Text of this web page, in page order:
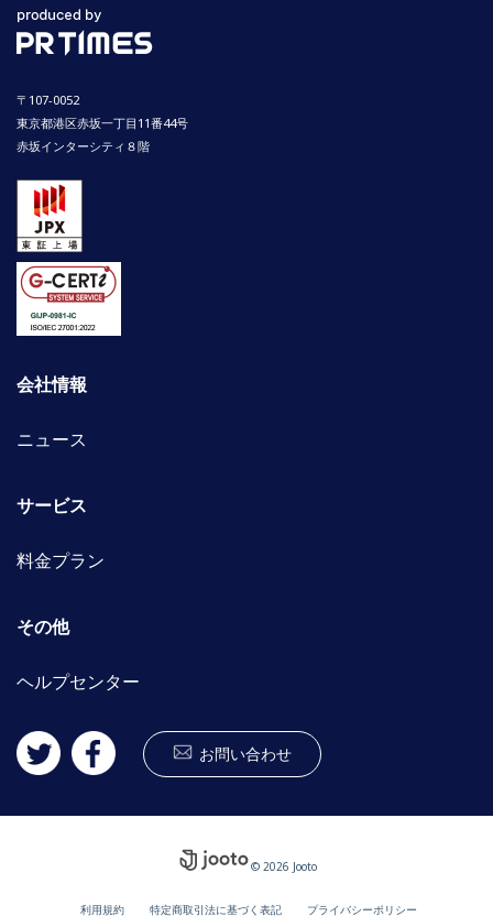
〒107-0052
東京都港区赤坂一丁目11番44号
赤坂インターシティ８階
会社情報
ニュース
サービス
料金プラン
その他
ヘルプセンター
お問い合わせ
© 2026 Jooto
利用規約 特定商取引法に基づく表記 プライバシーポリシー